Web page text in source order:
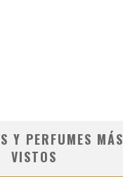
Y PERFUMES MÁS
VISTOS